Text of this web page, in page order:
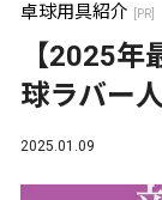
卓球用具紹介 [PR]
【2025
球ラバー
2025.01.09